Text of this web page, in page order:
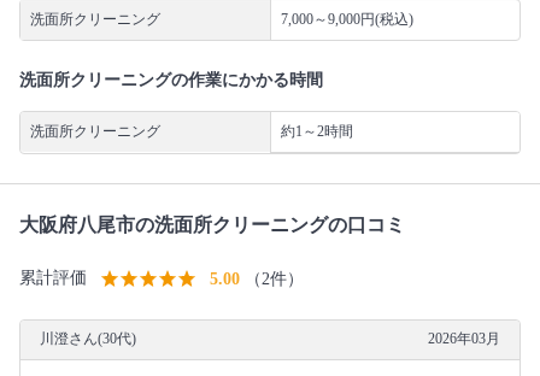
洗面所クリーニング 7,000～9,000円(税込)
洗面所クリーニングの作業にかかる時間
洗面所クリーニング 約1～2時間
大阪府八尾市の洗面所クリーニングの口コミ
累計評価 5.00 （2件）
川澄さん(30代) 2026年03月